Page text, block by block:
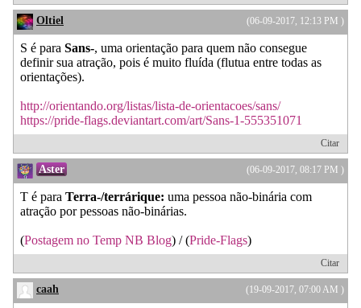
(06-09-2017, 12:13 PM )
Oltiel
S é para Sans-, uma orientação para quem não consegue
definir sua atração, pois é muito fluída (flutua entre todas as
orientações).
http://orientando.org/listas/lista-de-orientacoes/sans/
https://pride-flags.deviantart.com/art/Sans-1-555351071
Citar
(06-09-2017, 08:17 PM )
Aster
T é para Terra-/terrárique: uma pessoa não-binária com
atração por pessoas não-binárias.
(Postagem no Temp NB Blog) / (Pride-Flags)
Citar
(19-09-2017, 07:00 AM )
caah